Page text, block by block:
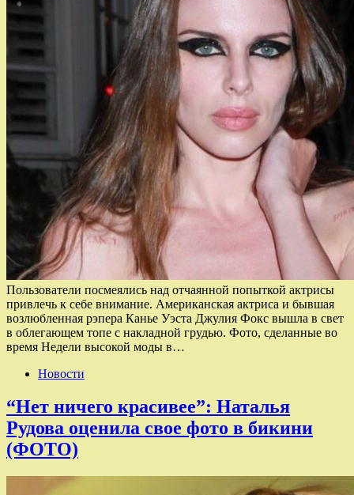
Пользователи посмеялись над отчаянной попыткой актрисы
привлечь к себе внимание. Американская актриса и бывшая
возлюбленная рэпера Канье Уэста Джулия Фокс вышла в свет
в облегающем топе с накладной грудью. Фото, сделанные во
время Недели высокой моды в…
Новости
“Нет ничего красивее”: Наталья
Рудова оценила свое фото в бикини
(ФОТО)